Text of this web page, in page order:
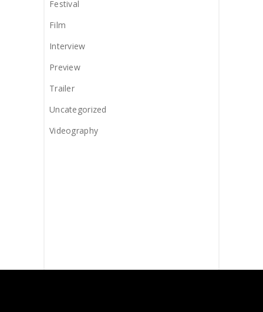
Festival
Film
Interview
Preview
Trailer
Uncategorized
Videography